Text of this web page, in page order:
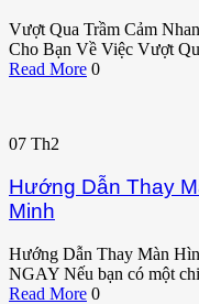
Vượt Qua Trầm Cảm
Cho Bạn Về Việc Vượt
Read More 0
07 Th2
Hướng Dẫn Thay
Minh
Hướng Dẫn Thay Màn
NGAY Nếu bạn có một
Read More 0